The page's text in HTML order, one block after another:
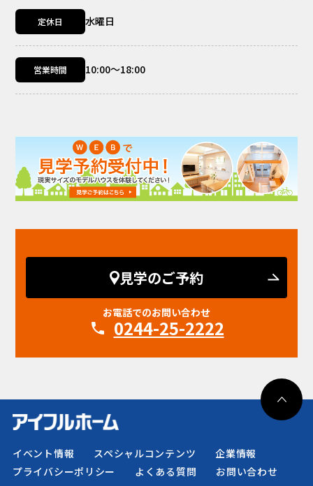
定休日 水曜日
営業時間 10:00～18:00
見学のご予約
お電話でのお問い合わせ
0244-25-2222
イベント情報 スペシャルコンテンツ
企業情報
プライバシーポリシー
よくある質問 お問い合わせ